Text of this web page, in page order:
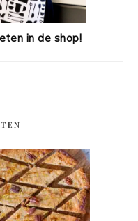
in de shop!